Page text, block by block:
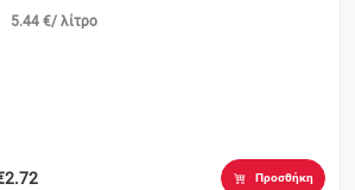
5.44 €/ λίτρο
Προσθήκη